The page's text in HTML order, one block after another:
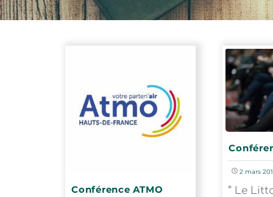
Conférence ATMO
2 mars
” Le